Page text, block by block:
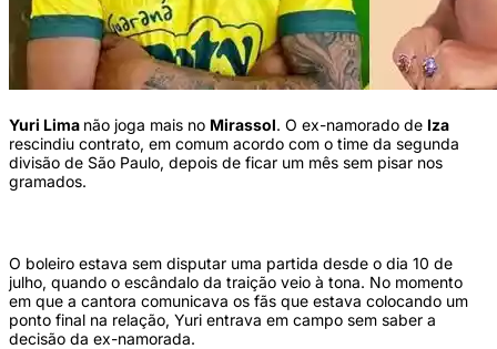
Yuri Lima não joga mais no Mirassol. O ex-namorado de Iza
rescindiu contrato, em comum acordo com o time da segunda
divisão de São Paulo, depois de ficar um mês sem pisar nos
gramados.
O boleiro estava sem disputar uma partida desde o dia 10 de
julho, quando o escândalo da traição veio à tona. No momento
em que a cantora comunicava os fãs que estava colocando um
ponto final na relação, Yuri entrava em campo sem saber a
decisão da ex-namorada.